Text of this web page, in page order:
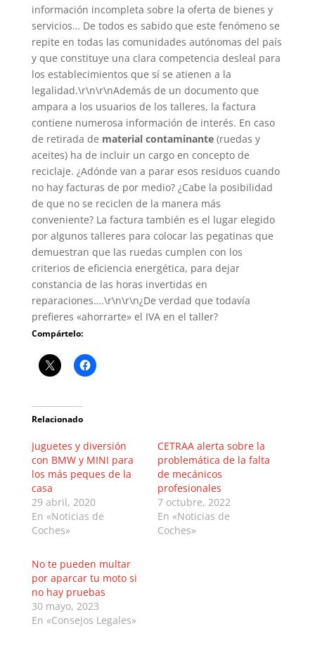
información incompleta sobre la oferta de bienes y
servicios… De todos es sabido que este fenómeno se
repite en todas las comunidades autónomas del país
y que constituye una clara competencia desleal para
los establecimientos que sí se atienen a la
legalidad.\r\n\r\nAdemás de un documento que
ampara a los usuarios de los talleres, la factura
contiene numerosa información de interés. En caso
de retirada de material contaminante(ruedas y
aceites) ha de incluir un cargo en concepto de
reciclaje. ¿Adónde van a parar esos residuos cuando
no hay facturas de por medio? ¿Cabe la posibilidad
de que no se reciclen de la manera más
conveniente? La factura también es el lugar elegido
por algunos talleres para colocar las pegatinas que
demuestran que las ruedas cumplen con los
criterios de eficiencia energética, para dejar
constancia de las horas invertidas en
reparaciones….\r\n\r\n¿De verdad que todavía
prefieres «ahorrarte» el IVA en el taller?
Compártelo:
Relacionado
Juguetes y diversión
con BMW y MINI para
los más peques de la
casa
29 abril, 2020
En «Noticias de
Coches»
CETRAA alerta sobre la
problemática de la falta
de mecánicos
profesionales
7 octubre, 2022
En «Noticias de
Coches»
No te pueden multar
por aparcar tu moto si
no hay pruebas
30 mayo, 2023
En «Consejos Legales»